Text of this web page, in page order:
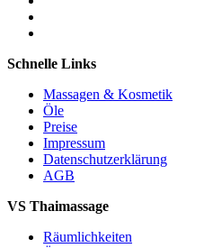
Schnelle Links
Massagen & Kosmetik
Öle
Preise
Impressum
Datenschutzerklärung
AGB
VS Thaimassage
Räumlichkeiten